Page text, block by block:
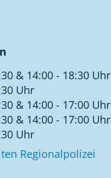
& 14:00 - 18:30 Uhr
Uhr
& 14:00 - 17:00 Uhr
& 14:00 - 17:00 Uhr
Uhr
Regionalpolizei